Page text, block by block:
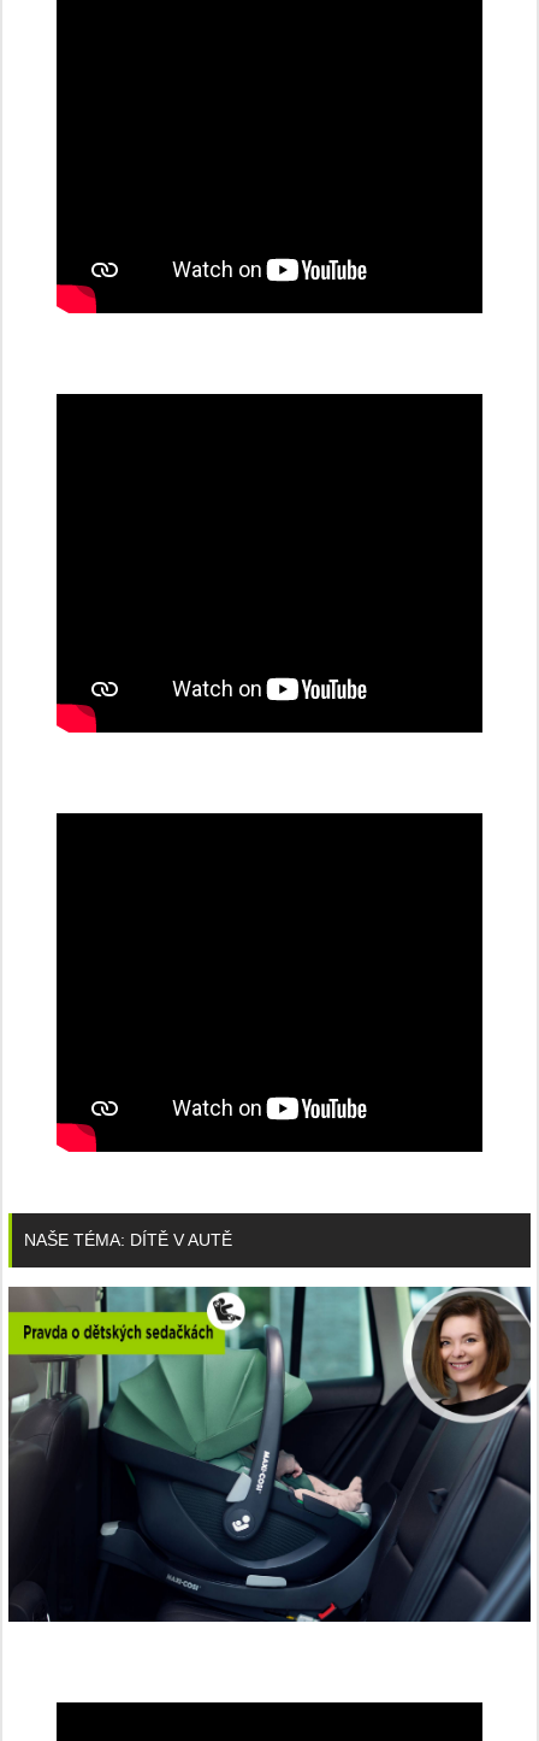
NAŠE TÉMA: DÍTĚ V AUTĚ